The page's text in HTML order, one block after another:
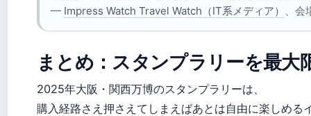
— Impress Watch Travel Watch（IT系メディア） 、会
まとめ：スタンプラリーを最大
2025年大阪・関西万博のスタンプラリーは、
購入経路さえ押さえてしまえばあとは自由に楽しめる